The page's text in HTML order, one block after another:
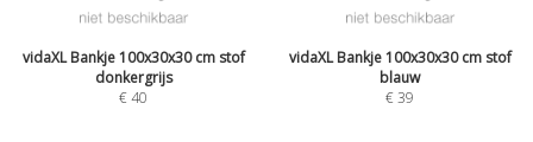
vidaXL Bankje 100x30x30 cm stof
donkergrijs
€40
vidaXL Bankje 100x30x30 cm stof
blauw
€39